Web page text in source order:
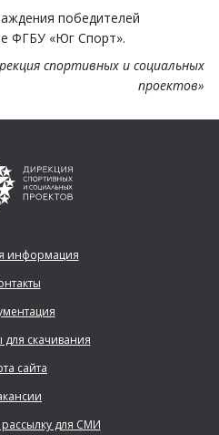
победителей
ФГБУ «Юг Спорт».
спортивных и социальных
проектов»
информация
скачивания
сайта
для СМИ